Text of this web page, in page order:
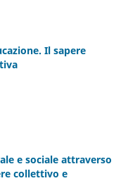
Il sapere
e sociale attraverso
collettivo e